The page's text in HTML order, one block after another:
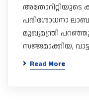
അതോറിറ്റിയുടെ
പരിശോധനാ
മുഖ്യമന്ത്രി
സജ്ജമാക്കിയ,
Read More